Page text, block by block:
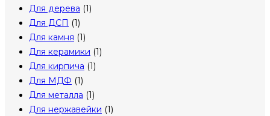
Для дерева (1)
Для ДСП (1)
Для камня (1)
Для керамики (1)
Для кирпича (1)
Для МДФ (1)
Для металла (1)
Для нержавейки (1)